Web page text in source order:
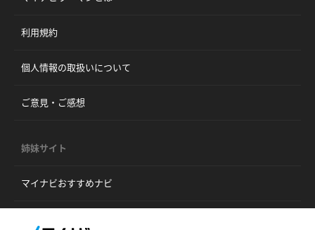
利用規約
個人情報の取扱いについて
ご意見・ご感想
姉妹サイト
マイナビおすすめナビ